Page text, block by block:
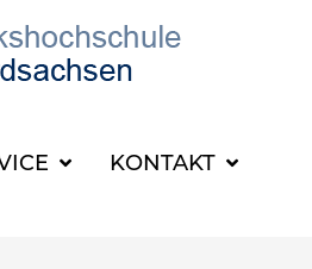
KONTAKT